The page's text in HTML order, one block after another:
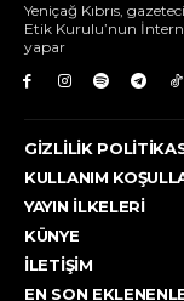
Yeniçağ Kıbrıs,
Etik Kurulu’nun
yapar
GIZLILIK
KULLANIM
YAYIN İLKELERI
KÜNYE
İLETIŞIM
EN SON